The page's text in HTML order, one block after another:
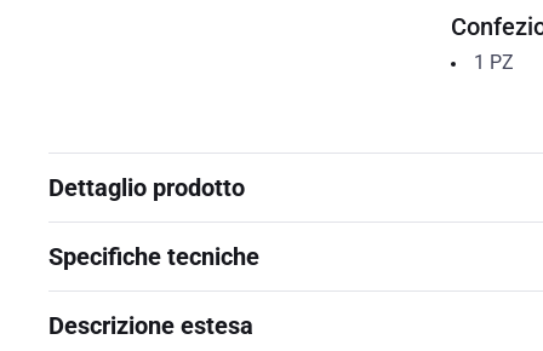
1 PZ
Dettaglio prodotto
Specifiche tecniche
Descrizione estesa